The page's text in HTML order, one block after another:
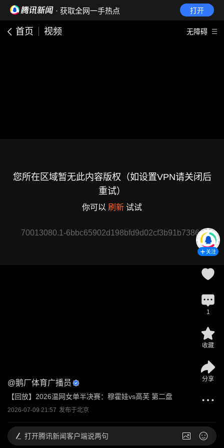
· 获取全网一手热点 打开
首页 视频 无障碍
您所在区域暂无此内容版权（如设置VPN请关闭后
重试）
你可以 刷新 试试
70013080.1-6bbc65902d198bfd9d02cf3b91b7386c
@鹅厂体育广播员
【回放】2026温网女单半决赛：穆霍娃vs高芙 第二盘
2026-07-09 21:57 发布于北京
关注
1
收藏
分享
打开腾讯新闻客户端说两句